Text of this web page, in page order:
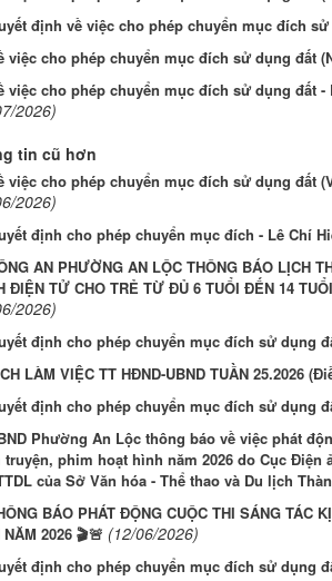
định về việc cho phép chuyển mục đích
việc cho phép chuyển mục đích sử dụng đất
việc cho phép chuyển mục đích sử dụng đất -
2026)
tin cũ hơn
việc cho phép chuyển mục đích sử dụng đất
2026)
định cho phép chuyển mục đích - Lê Chí
AN PHƯỜNG AN LỘC THÔNG BÁO LỊCH
ĐIỆN TỬ CHO TRẺ TỪ ĐỦ 6 TUỔI ĐẾN 14
2026)
định cho phép chuyển mục đích sử dụng
LÀM VIỆC TT HĐND-UBND TUẦN 25.2026
định cho phép chuyển mục đích sử dụng
Phường An Lộc thông báo về việc phát
phim hoạt hình năm 2026 do Cục Điện
của Sở Văn hóa - Thể thao và Du lịch
BÁO PHÁT ĐỘNG CUỘC THI SÁNG TÁC
2026 🎬🚨 (12/06/2026)
định cho phép chuyển mục đích sử dụng